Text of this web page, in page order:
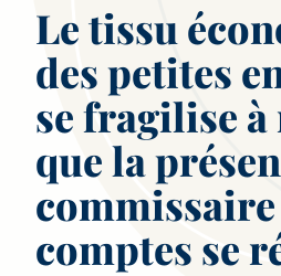
Le tissu
des petites
se fragilise à
que la
comptes se